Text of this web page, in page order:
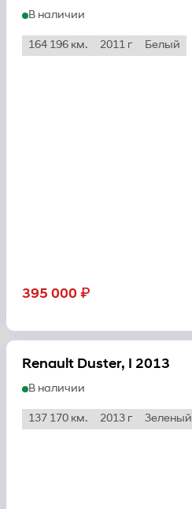
В наличии
164 196 км. 2011 г Белый
395 000 ₽
Renault Duster, I 2013
В наличии
137 170 км. 2013 г Зеленый